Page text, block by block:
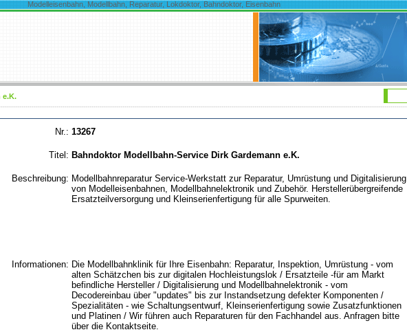
Modelleisenbahn, Modellbahn, Reparatur, Lokdoktor, Bahndoktor, Eisenbahn
e.K.
Nr.: 13267
Titel: Bahndoktor Modellbahn-Service Dirk Gardemann e.K.
Beschreibung: Modellbahnreparatur Service-Werkstatt zur Reparatur, Umrüstung und Digitalisierung
von Modelleisenbahnen, Modellbahnelektronik und Zubehör. Herstellerübergreifende
Ersatzteilversorgung und Kleinserienfertigung für alle Spurweiten.
Informationen: Die Modellbahnklinik für Ihre Eisenbahn: Reparatur, Inspektion, Umrüstung - vom
alten Schätzchen bis zur digitalen Hochleistungslok / Ersatzteile -für am Markt
befindliche Hersteller / Digitalisierung und Modellbahnelektronik - vom
Decodereinbau über "updates" bis zur Instandsetzung defekter Komponenten /
Spezialitäten - wie Schaltungsentwurf, Kleinserienfertigung sowie Zusatzfunktionen
und Platinen / Wir führen auch Reparaturen für den Fachhandel aus. Anfragen bitte
über die Kontaktseite.